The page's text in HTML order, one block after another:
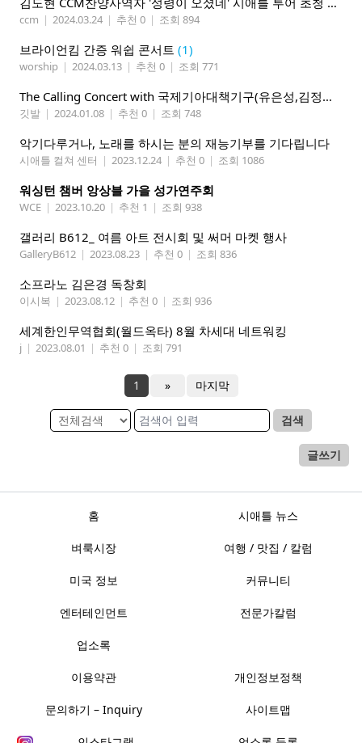
ccm | 2024.03.24 | 추천 0 | 조회 894
브라이언킴 간증 워쉽 콘서트 (1)
worship | 2024.03.13 | 추천 0 | 조회 771
The Calling Concert with 국제기아대책기구(유은성,김정화부부)
깃발 | 2024.01.08 | 추천 0 | 조회 748
악기다루거나, 노래를 하시는 분의 재능기부를 기다립니다
시애틀 컬쳐 센터 | 2023.12.24 | 추천 0 | 조회 1086
워싱턴 챔버 앙상블 가을 성가연주회
WCE | 2023.10.20 | 추천 1 | 조회 938
갤러리 B612_ 여름 아트 전시회 및 써머 마켓 행사
GalleryB612 | 2023.08.23 | 추천 0 | 조회 836
소프라노 김은경 독창회
이시복 | 2023.08.12 | 추천 0 | 조회 936
세계한인무역협회(월드옥타) 8월 차세대 네트워킹
j | 2023.08.01 | 추천 0 | 조회 791
1 » 마지막
검색
글쓰기
홈 시애틀 뉴스
벼룩시장 여행 / 맛집 / 칼럼
미국 정보 커뮤니티
엔터테인먼트 전문가칼럼
업소록
이용약관 개인정보정책
문의하기 – Inquiry 사이트맵